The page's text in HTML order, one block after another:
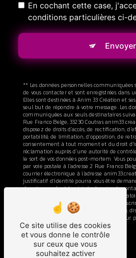
En cochant cette case,
conditions particulières ci-
Envoyer
** Les données personnelles communiquées
de vous contacter et sont enregistrées dans
Elles sont destinées à Anim 33 Création et
seul but de répondre à votre message. Les
communiquées aux seuls destinataires
Rue Franco Belge, 33230 Coutras
disposez de droits d’accès, de rectification,
portabilité, de limitation, d’opposition, de
consentement à tout moment et du droit
réclamation auprès d’une autorité de
le sort de vos données post-mortem. Vous
par voie postale à l'adresse 2 Rue Franco
courrier électronique à l'adresse
justificatif d'identité pourra vous être
données pendant la période de prise de
durée de prescription légale aux fins
contentieux. Vous avez le droit de vous
d'opposition au démarchage téléphonique,
. Consultez le site cnil.fr pour
vos droits.
Ce site utilise des cookies
et vous donne le contrôle
sur ceux que vous
souhaitez activer